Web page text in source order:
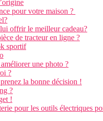
pour votre maison ?
offrir le meilleur cadeau?
de tracteur en ligne ?
sportif
une photo ?
?
la bonne décision !
?
!
pour les outils électriques